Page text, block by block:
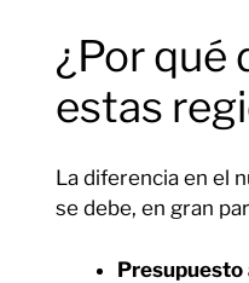
¿Por qué
estas
La diferencia en el
se debe, en gran